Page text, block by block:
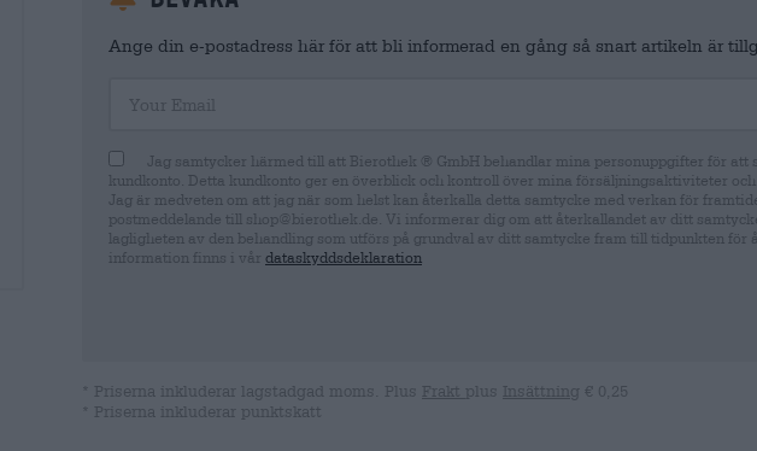
Ange din e-postadress här för att bli informerad en gång så snart artikeln är
Jag samtycker härmed till att Bierothek ® GmbH behandlar mina personuppgifter för att
kundkonto. Detta kundkonto ger en överblick och kontroll över mina försäljningsaktiviteter
Jag är medveten om att jag när som helst kan återkalla detta samtycke med verkan för
postmeddelande till shop@bierothek.de. Vi informerar dig om att återkallandet av ditt
lagligheten av den behandling som utförs på grundval av ditt samtycke fram till tidpunkten för
information finns i vår dataskyddsdeklaration
* Priserna inkluderar lagstadgad moms. Plus Frakt plus Insättning € 0,25
* Priserna inkluderar punktskatt